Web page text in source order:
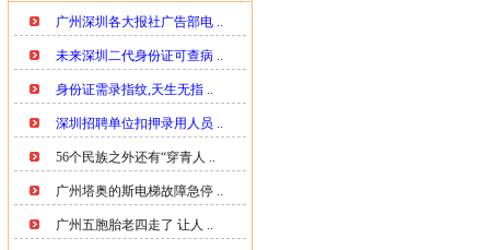
广州深圳各大报社广告部电 ..
未来深圳二代身份证可查病 ..
身份证需录指纹,天生无指 ..
深圳招聘单位扣押录用人员 ..
56个民族之外还有“穿青人 ..
广州塔奥的斯电梯故障急停 ..
广州五胞胎老四走了 让人 ..